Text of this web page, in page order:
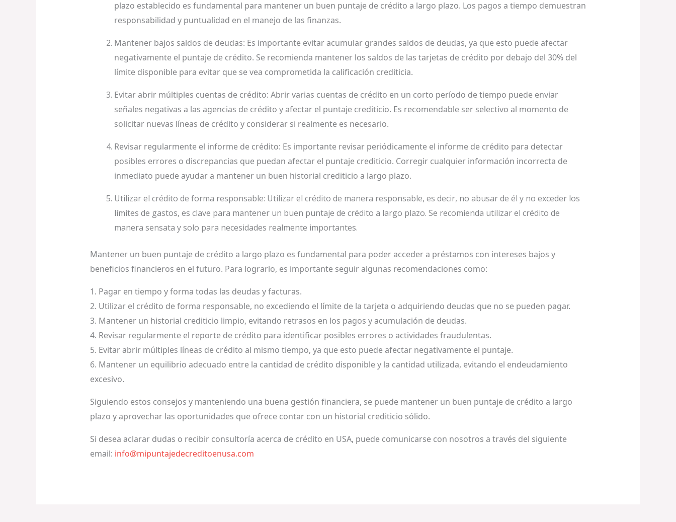
plazo establecido es fundamental para mantener un buen puntaje de crédito a largo plazo. Los pagos a tiempo demuestran
responsabilidad y puntualidad en el manejo de las finanzas.
Mantener bajos saldos de deudas: Es importante evitar acumular grandes saldos de deudas, ya que esto puede afectar
negativamente el puntaje de crédito. Se recomienda mantener los saldos de las tarjetas de crédito por debajo del 30% del
límite disponible para evitar que se vea comprometida la calificación crediticia.
Evitar abrir múltiples cuentas de crédito: Abrir varias cuentas de crédito en un corto período de tiempo puede enviar
señales negativas a las agencias de crédito y afectar el puntaje crediticio. Es recomendable ser selectivo al momento de
solicitar nuevas líneas de crédito y considerar si realmente es necesario.
Revisar regularmente el informe de crédito: Es importante revisar periódicamente el informe de crédito para detectar
posibles errores o discrepancias que puedan afectar el puntaje crediticio. Corregir cualquier información incorrecta de
inmediato puede ayudar a mantener un buen historial crediticio a largo plazo.
Utilizar el crédito de forma responsable: Utilizar el crédito de manera responsable, es decir, no abusar de él y no exceder los
límites de gastos, es clave para mantener un buen puntaje de crédito a largo plazo. Se recomienda utilizar el crédito de
manera sensata y solo para necesidades realmente importantes.
Mantener un buen puntaje de crédito a largo plazo es fundamental para poder acceder a préstamos con intereses bajos y
beneficios financieros en el futuro. Para lograrlo, es importante seguir algunas recomendaciones como:
1. Pagar en tiempo y forma todas las deudas y facturas.
2. Utilizar el crédito de forma responsable, no excediendo el límite de la tarjeta o adquiriendo deudas que no se pueden pagar.
3. Mantener un historial crediticio limpio, evitando retrasos en los pagos y acumulación de deudas.
4. Revisar regularmente el reporte de crédito para identificar posibles errores o actividades fraudulentas.
5. Evitar abrir múltiples líneas de crédito al mismo tiempo, ya que esto puede afectar negativamente el puntaje.
6. Mantener un equilibrio adecuado entre la cantidad de crédito disponible y la cantidad utilizada, evitando el endeudamiento
excesivo.
Siguiendo estos consejos y manteniendo una buena gestión financiera, se puede mantener un buen puntaje de crédito a largo
plazo y aprovechar las oportunidades que ofrece contar con un historial crediticio sólido.
Si desea aclarar dudas o recibir consultoría acerca de crédito en USA, puede comunicarse con nosotros a través del siguiente
email: info@mipuntajedecreditoenusa.com